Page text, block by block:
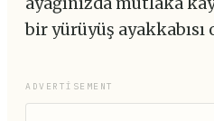
bir yürüyüş ayakkabısı
ADVERTISEMENT